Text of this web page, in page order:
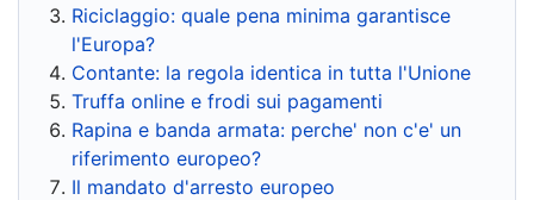
Riciclaggio: quale pena minima garantisce
l'Europa?
Contante: la regola identica in tutta l'Unione
Truffa online e frodi sui pagamenti
Rapina e banda armata: perche' non c'e' un
riferimento europeo?
Il mandato d'arresto europeo